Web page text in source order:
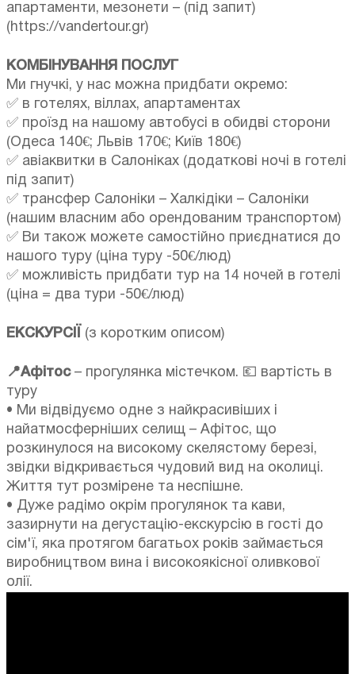
апартаменти, мезонети – (під запит)
(https://vandertour.gr)
КОМБІНУВАННЯ ПОСЛУГ
Ми гнучкі, у нас можна придбати окремо:
✅ в готелях, віллах, апартаментах
✅ проїзд на нашому автобусі в обидві сторони
(Одеса 140€; Львів 170€; Київ 180€)
✅ авіаквитки в Салоніках (додаткові ночі в готелі
під запит)
✅ трансфер Салоніки – Халкідіки – Салоніки
(нашим власним або орендованим транспортом)
✅ Ви також можете самостійно приєднатися до
нашого туру (ціна туру -50€/люд)
✅ можливість придбати тур на 14 ночей в готелі
(ціна = два тури -50€/люд)
ЕКСКУРСІЇ (з коротким описом)
📍Афітос– прогулянка містечком. 💶 вартість в
туру
• Ми відвідуємо одне з найкрасивіших і
найатмосферніших селищ – Афітос, що
розкинулося на високому скелястому березі,
звідки відкривається чудовий вид на околиці.
Життя тут розмірене та неспішне.
• Дуже радімо окрім прогулянок та кави,
зазирнути на дегустацію-екскурсію в гості до
сім'ї, яка протягом багатьох років займається
виробництвом вина і високоякісної оливкової
олії.